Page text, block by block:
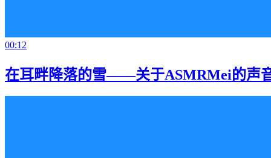
00:12
在耳畔降落的雪——关于ASMRMei的声